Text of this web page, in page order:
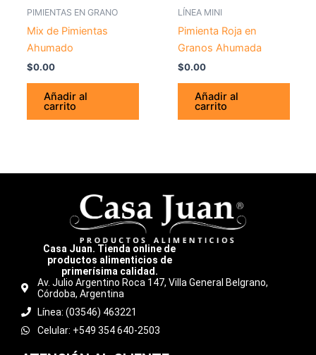
PIMIENTAS EN GRANO
Mix de Pimientas
Ahumado
$0.00
Añadir al
carrito
LÍNEA MINI
Pimienta Roja en
Granos Ahumada
$0.00
Añadir al
carrito
Casa Juan. Tienda online de
productos alimenticios de
primerísima calidad.
Av. Julio Argentino Roca 147, Villa General Belgrano,
Córdoba, Argentina
Línea: (03546) 463221
Celular: +549 354 640-2503